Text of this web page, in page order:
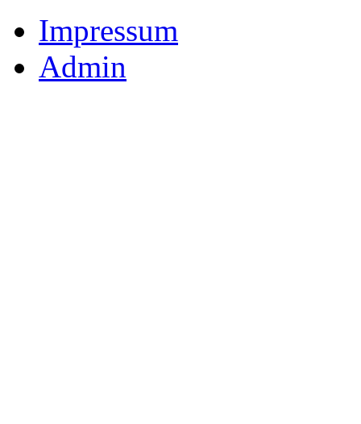
Impressum
Admin